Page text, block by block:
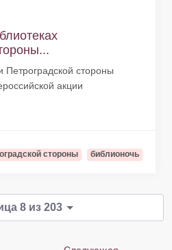
Петроградской стороны
акции
стороны библионочь
8 из 203